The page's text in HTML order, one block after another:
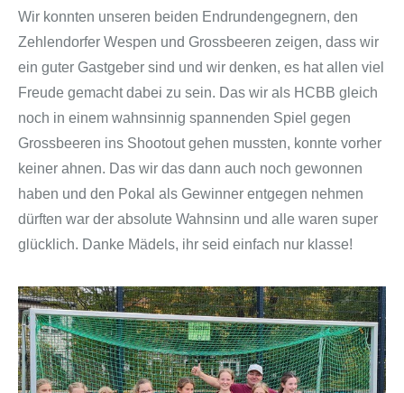
Wir konnten unseren beiden Endrundengegnern, den
Zehlendorfer Wespen und Grossbeeren zeigen, dass wir
ein guter Gastgeber sind und wir denken, es hat allen viel
Freude gemacht dabei zu sein. Das wir als HCBB gleich
noch in einem wahnsinnig spannenden Spiel gegen
Grossbeeren ins Shootout gehen mussten, konnte vorher
keiner ahnen. Das wir das dann auch noch gewonnen
haben und den Pokal als Gewinner entgegen nehmen
dürften war der absolute Wahnsinn und alle waren super
glücklich. Danke Mädels, ihr seid einfach nur klasse!